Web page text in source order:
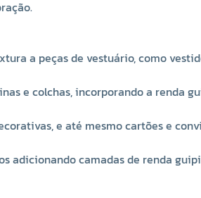
a peças de vestuário, como
e colchas, incorporando a renda
e até mesmo cartões e
adicionando camadas de renda